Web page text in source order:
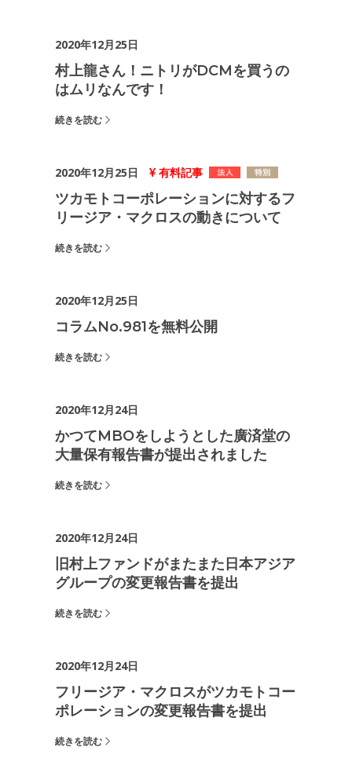
2020年12月25日
村上龍さん！ニトリがDCMを買うの
はムリなんです！
続きを読む
2020年12月25日 有料記事
ツカモトコーポレーションに対するフ
リージア・マクロスの動きについて
続きを読む
2020年12月25日
コラムNo.981を無料公開
続きを読む
2020年12月24日
かつてMBOをしようとした廣済堂の
大量保有報告書が提出されました
続きを読む
2020年12月24日
旧村上ファンドがまたまた日本アジア
グループの変更報告書を提出
続きを読む
2020年12月24日
フリージア・マクロスがツカモトコー
ポレーションの変更報告書を提出
続きを読む